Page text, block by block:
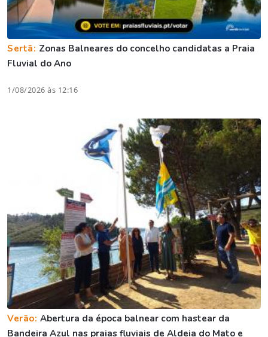
Sertã: Zonas Balneares do concelho candidatas a Praia
Fluvial do Ano
1/08/2026 às 12:16
Verão:Abertura da época balnear com hastear da
Bandeira Azul nas praias fluviais de Aldeia do Mato e